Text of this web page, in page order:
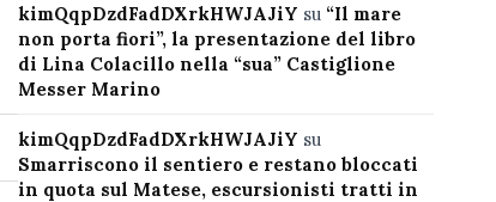
kimQqpDzdFadDXrkHWJAJiY su “Il mare
non porta fiori”, la presentazione del libro
di Lina Colacillo nella “sua” Castiglione
Messer Marino
kimQqpDzdFadDXrkHWJAJiY su
Smarriscono il sentiero e restano bloccati
in quota sul Matese, escursionisti tratti in